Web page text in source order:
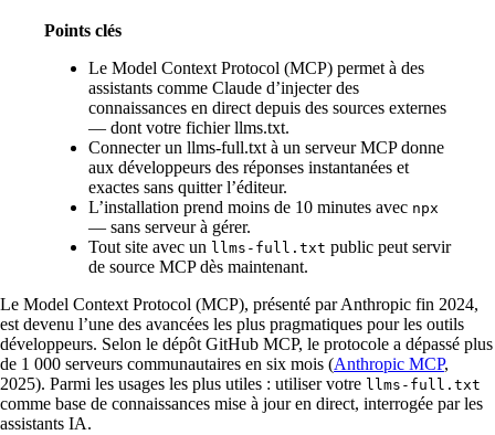
Points clés
Le Model Context Protocol (MCP) permet à des
assistants comme Claude d’injecter des
connaissances en direct depuis des sources externes
— dont votre fichier llms.txt.
Connecter un llms-full.txt à un serveur MCP donne
aux développeurs des réponses instantanées et
exactes sans quitter l’éditeur.
L’installation prend moins de 10 minutes avec npx
— sans serveur à gérer.
Tout site avec un llms-full.txt public peut servir
de source MCP dès maintenant.
Le Model Context Protocol (MCP), présenté par Anthropic fin 2024,
est devenu l’une des avancées les plus pragmatiques pour les outils
développeurs. Selon le dépôt GitHub MCP, le protocole a dépassé plus
de 1 000 serveurs communautaires en six mois (Anthropic MCP,
2025). Parmi les usages les plus utiles : utiliser votre llms-full.txt
comme base de connaissances mise à jour en direct, interrogée par les
assistants IA.